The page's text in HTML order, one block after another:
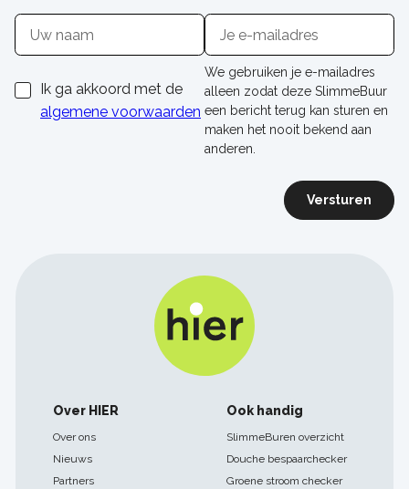
Naam
Ik ga akkoord met de
algemene voorwaarden
E-
mailadres
We gebruiken je e-mailadres
alleen zodat deze SlimmeBuur
een bericht terug kan sturen en
maken het nooit bekend aan
anderen.
Versturen
Footer
navigatie
Over HIER
Over ons
Nieuws
Partners
Ook handig
SlimmeBuren overzicht
Douche bespaarchecker
Groene stroom checker